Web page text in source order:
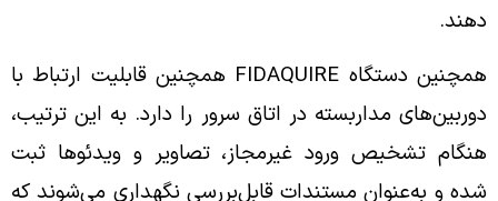
دهند.
همچنین دستگاه FIDAQUIRE همچنین قابلیت ارتباط با
دوربین‌های مداربسته در اتاق سرور را دارد. به این ترتیب،
هنگام تشخیص ورود غیرمجاز، تصاویر و ویدئوها ثبت
شده و به‌عنوان مستندات قابل‌بررسی نگهداری می‌شوند که